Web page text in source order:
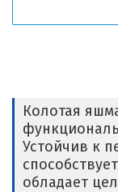
Колотая
Устойчив к
обладает